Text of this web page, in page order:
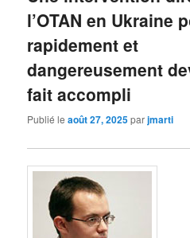
l’OTAN en Ukraine
rapidement et
dangereusement
fait accompli
Publié leaoût 27, 2025parjmarti